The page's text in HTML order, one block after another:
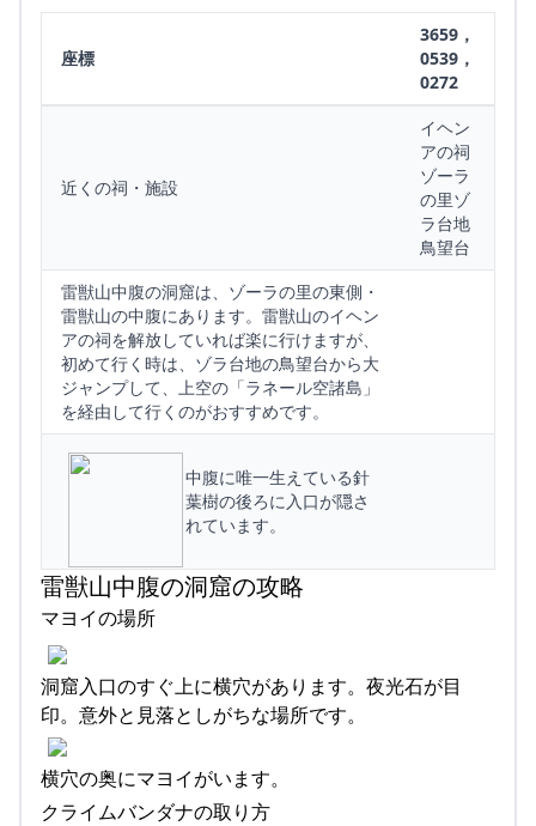
座標
3659，
0539，
0272
近くの祠・施設
イヘン
アの祠
ゾーラ
の里ゾ
ラ台地
鳥望台
雷獣山中腹の洞窟は、ゾーラの里の東側・
雷獣山の中腹にあります。雷獣山のイヘン
アの祠を解放していれば楽に行けますが、
初めて行く時は、ゾラ台地の鳥望台から大
ジャンプして、上空の「ラネール空諸島」
を経由して行くのがおすすめです。
中腹に唯一生えている針
葉樹の後ろに入口が隠さ
れています。
雷獣山中腹の洞窟の攻略
マヨイの場所
洞窟入口のすぐ上に横穴があります。夜光石が目
印。意外と見落としがちな場所です。
横穴の奥にマヨイがいます。
クライムバンダナの取り方